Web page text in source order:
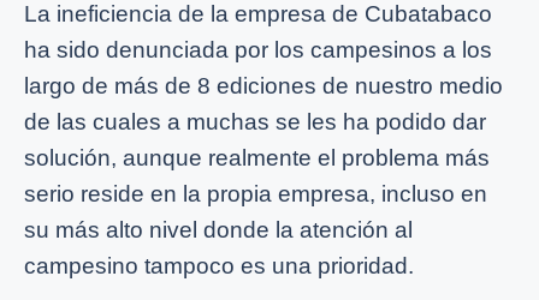
La ineficiencia de la empresa de Cubatabaco
ha sido denunciada por los campesinos a los
largo de más de 8 ediciones de nuestro medio
de las cuales a muchas se les ha podido dar
solución, aunque realmente el problema más
serio reside en la propia empresa, incluso en
su más alto nivel donde la atención al
campesino tampoco es una prioridad.